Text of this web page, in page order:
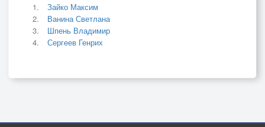
Зайко Максим
Ванина Светлана
Шпень Владимир
Сергеев Генрих